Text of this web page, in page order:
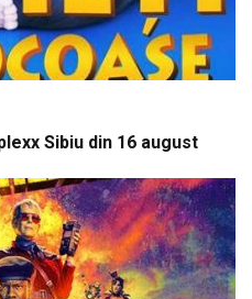
Sibiu din 16 august